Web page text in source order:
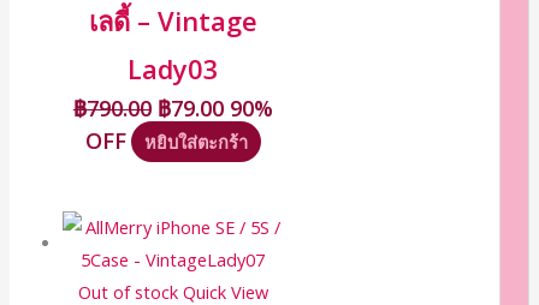
เลดี้ – Vintage
Lady03
฿790.00 ฿79.00 90%
OFF
หยิบใส่ตะกร้า
Out of stock Quick View